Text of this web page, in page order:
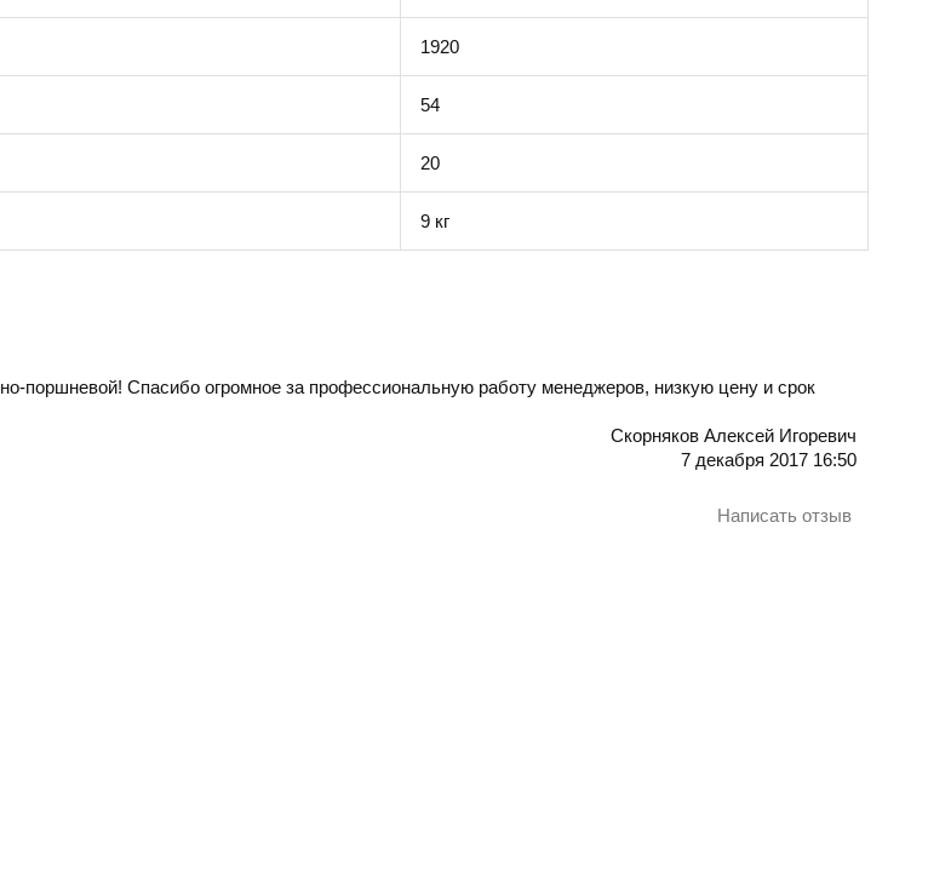
1920
54
20
9 кг
поршневой! Спасибо огромное за профессиональную работу менеджеров, низкую цену и срок
Скорняков Алексей Игоревич
7 декабря 2017 16:50
Написать отзыв